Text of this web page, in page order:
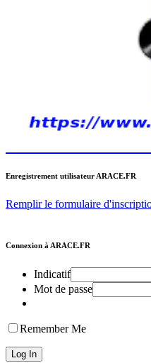
Enregistrement utilisateur ARACE.FR
Remplir le formulaire
Connexion à ARACE.FR
Indicatif
Mot de passe
Remember Me